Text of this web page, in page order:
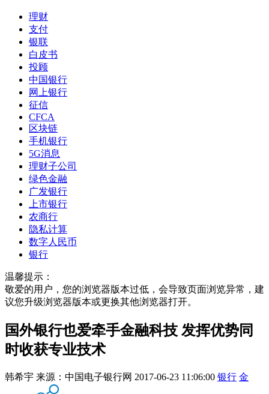
理财
支付
银联
白皮书
投顾
中国银行
网上银行
征信
CFCA
区块链
手机银行
5G消息
理财子公司
绿色金融
广发银行
上市银行
农商行
隐私计算
数字人民币
银行
温馨提示：
敬爱的用户，您的浏览器版本过低，会导致页面浏览异常，建
议您升级浏览器版本或更换其他浏览器打开。
国外银行也爱牵手金融科技 发挥优势同
时收获专业技术
韩希宇 来源： 中国电子银行网 2017-06-23 11:06:00 银行 金